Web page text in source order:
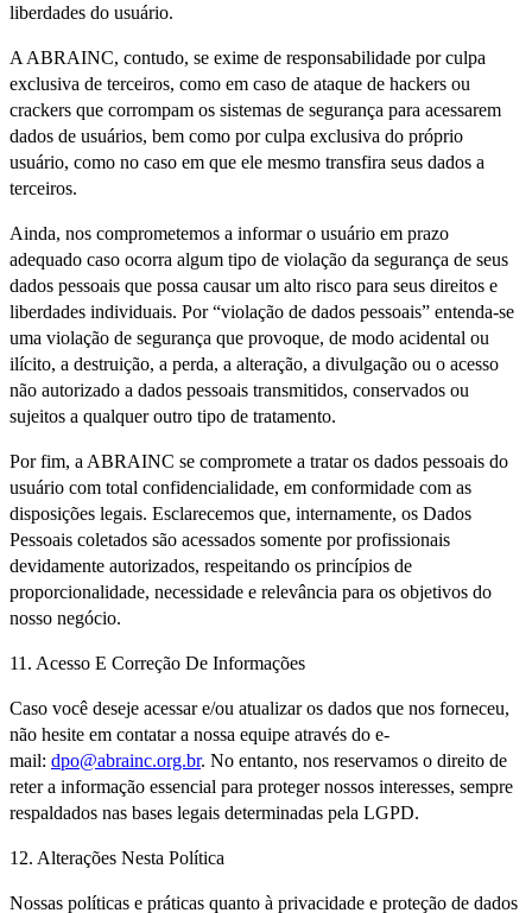
liberdades do usuário.
A ABRAINC, contudo, se exime de responsabilidade por culpa
exclusiva de terceiros, como em caso de ataque de hackers ou
crackers que corrompam os sistemas de segurança para acessarem
dados de usuários, bem como por culpa exclusiva do próprio
usuário, como no caso em que ele mesmo transfira seus dados a
terceiros.
Ainda, nos comprometemos a informar o usuário em prazo
adequado caso ocorra algum tipo de violação da segurança de seus
dados pessoais que possa causar um alto risco para seus direitos e
liberdades individuais. Por “violação de dados pessoais” entenda-se
uma violação de segurança que provoque, de modo acidental ou
ilícito, a destruição, a perda, a alteração, a divulgação ou o acesso
não autorizado a dados pessoais transmitidos, conservados ou
sujeitos a qualquer outro tipo de tratamento.
Por fim, a ABRAINC se compromete a tratar os dados pessoais do
usuário com total confidencialidade, em conformidade com as
disposições legais. Esclarecemos que, internamente, os Dados
Pessoais coletados são acessados somente por profissionais
devidamente autorizados, respeitando os princípios de
proporcionalidade, necessidade e relevância para os objetivos do
nosso negócio.
11. Acesso E Correção De Informações
Caso você deseje acessar e/ou atualizar os dados que nos forneceu,
não hesite em contatar a nossa equipe através do e-
mail: dpo@abrainc.org.br. No entanto, nos reservamos o direito de
reter a informação essencial para proteger nossos interesses, sempre
respaldados nas bases legais determinadas pela LGPD.
12. Alterações Nesta Política
Nossas políticas e práticas quanto à privacidade e proteção de dados